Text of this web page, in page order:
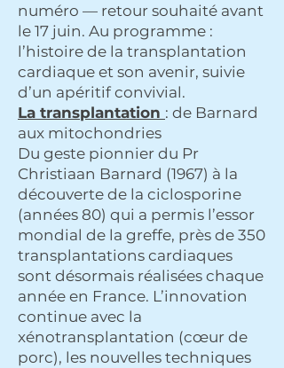
numéro — retour souhaité avant
le 17 juin. Au programme :
l’histoire de la transplantation
cardiaque et son avenir, suivie
d’un apéritif convivial.
La transplantation : de Barnard
aux mitochondries
Du geste pionnier du Pr
Christiaan Barnard (1967) à la
découverte de la ciclosporine
(années 80) qui a permis l’essor
mondial de la greffe, près de 350
transplantations cardiaques
sont désormais réalisées chaque
année en France. L’innovation
continue avec la
xénotransplantation (cœur de
porc), les nouvelles techniques